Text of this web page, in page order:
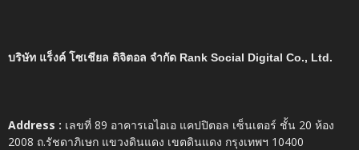
บริษัท แร็งค์ โซเชียล ดิจิตอล จำกัด Rank Social Digital Co., Ltd.
Address : เลขที่ 89 อาคารเอไอเอ แคปปิตอล เซ็นเตอร์ ชั้น 20 ห้อง
2008 ถ.รัชดาภิเษก แขวงดินแดง เขตดินแดง กรุงเทพฯ 10400